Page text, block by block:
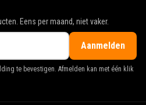
Eens per maand, niet vaker.
Aanmelden
te bevestigen. Afmelden kan met één klik